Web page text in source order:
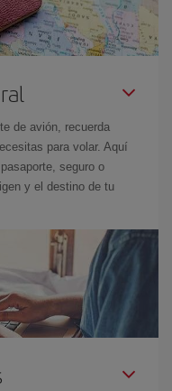
de avión, recuerda
para volar. Aquí
seguro o
y el destino de tu